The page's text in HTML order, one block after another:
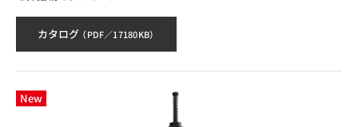
カタログ（PDF／17180KB）
New